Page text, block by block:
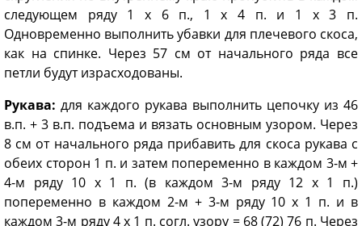
следующем ряду 1 х 6 п., 1 х 4 п. и 1 х 3 п.
Одновременно выполнить убавки для плечевого скоса,
как на спинке. Через 57 см от начального ряда все
петли будут израсходованы.
Рукава: для каждого рукава выполнить цепочку из 46
в.п. + 3 в.п. подъема и вязать основным узором. Через
8 см от начального ряда прибавить для скоса рукава с
обеих сторон 1 п. и затем попеременно в каждом 3-м +
4-м ряду 10 х 1 п. (в каждом 3-м ряду 12 х 1 п.)
попеременно в каждом 2-м + 3-м ряду 10 х 1 п. и в
каждом 3-м ряду 4 х 1 п. согл. узору = 68 (72) 76 п. Через